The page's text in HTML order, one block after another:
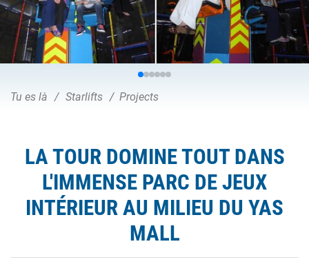
Tu es là Starlifts Projects
LA TOUR DOMINE TOUT DANS
L'IMMENSE PARC DE JEUX
INTÉRIEUR AU MILIEU DU YAS
MALL